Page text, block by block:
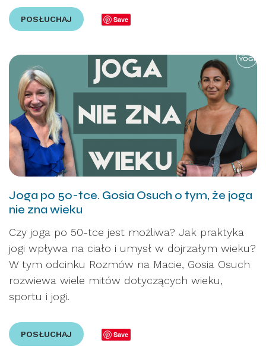
POSŁUCHAJ Save
Joga po 50-tce. Gosia Osuch o tym, że joga
nie zna wieku
Czy joga po 50-tce jest możliwa? Jak praktyka
jogi wpływa na ciało i umysł w dojrzałym wieku?
W tym odcinku Rozmów na Macie, Gosia Osuch
rozwiewa wiele mitów dotyczących wieku,
sportu i jogi.
POSŁUCHAJ Save